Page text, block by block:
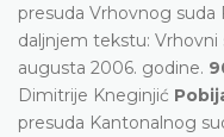
presuda Vrhovnog suda
daljnjem tekstu: Vrhovni
augusta 2006. godine.
Dimitrije Kneginjić
presuda Kantonalnog